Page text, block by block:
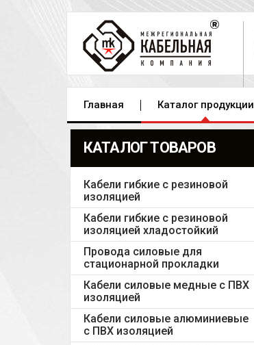
Главная Каталог продукции
КАТАЛОГ ТОВАРОВ
Кабели гибкие с резиновой
изоляцией
Кабели гибкие с резиновой
изоляцией хладостойкий
Провода силовые для
стационарной прокладки
Кабели силовые медные с ПВХ
изоляцией
Кабели силовые алюминиевые
с ПВХ изоляцией